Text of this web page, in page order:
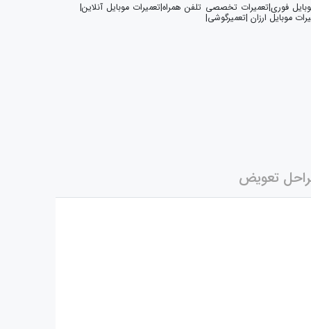
فوری|تعمیرات تخصصی تلفن همراه|تعمیرات موبایل آنلاین|
موبایل ارزان |تعمیرگوشی|
تعویض